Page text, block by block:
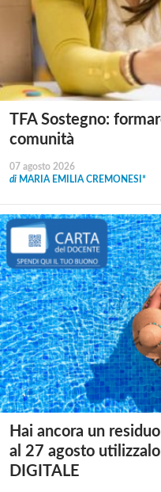
TFA Sostegno:
comunità
07 agosto 2026
di MARIA EMILIA CREMONESI*
Hai ancora un
al 27 agosto
DIGITALE